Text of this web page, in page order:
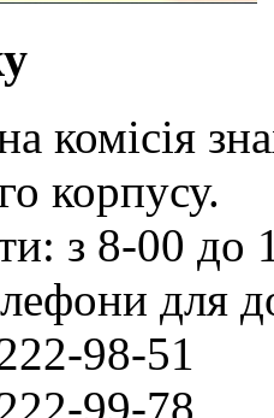
комісія
корпусу.
з 8-00 до
для
98-51